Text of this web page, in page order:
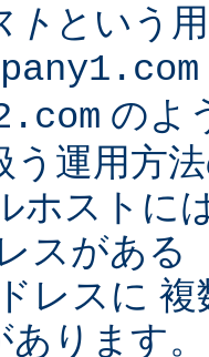
ト という
のよ
う運用方
ホストに
スがある
レスに
あります